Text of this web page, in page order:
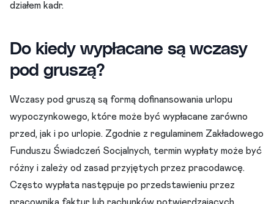
działem kadr.
Do kiedy wypłacane są wczasy
pod gruszą?
Wczasy pod gruszą są formą dofinansowania urlopu
wypoczynkowego, które może być wypłacane zarówno
przed, jak i po urlopie. Zgodnie z regulaminem Zakładowego
Funduszu Świadczeń Socjalnych, termin wypłaty może być
różny i zależy od zasad przyjętych przez pracodawcę.
Często wypłata następuje po przedstawieniu przez